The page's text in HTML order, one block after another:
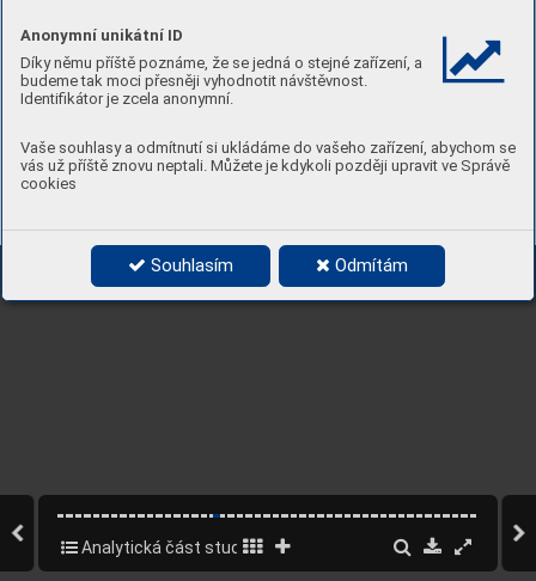
Anonymní unikátní ID
Díky němu příště poznáme, že se jedná o stejné zařízení, a
budeme tak moci přesněji vyhodnotit návštěvnost.
Identifikátor je zcela anonymní.
Vaše souhlasy a odmítnutí si ukládáme do vašeho zařízení, abychom se
vás už příště znovu neptali. Můžete je kdykoli později upravit ve Správě
cookies
Souhlasím Odmítám
Analytická část studie okolí ulice Peroutkova 17